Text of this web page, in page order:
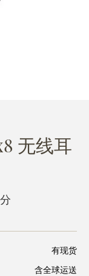
无线耳
有现货
含全球运送